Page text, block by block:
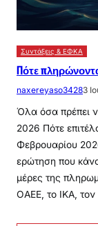
Συντάξεις & ΕΦΚΑ
Πότε
naxereyaso34283
Όλα όσα πρέπει
2026 Πότε
Φεβρουαρίου
ερώτηση που
μέρες της
ΟΑΕΕ, το ΙΚΑ,